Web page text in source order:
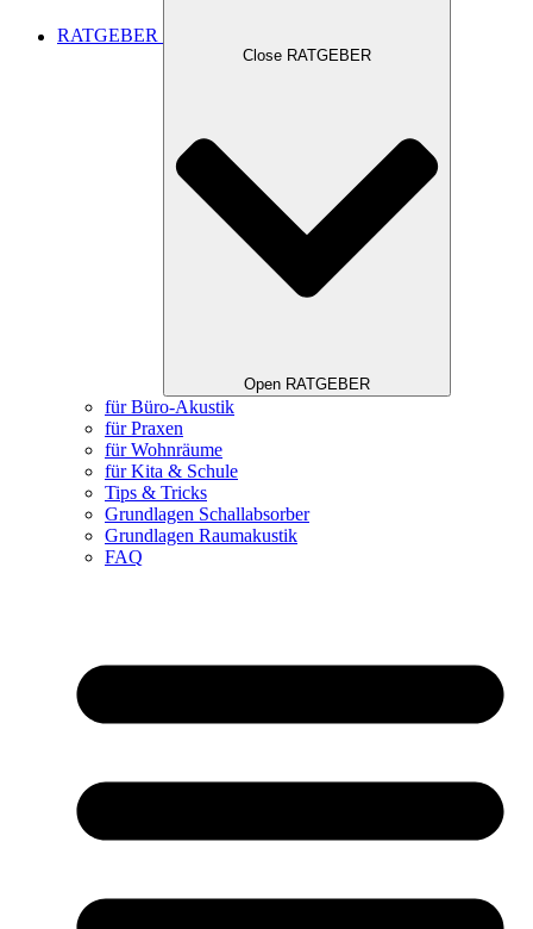
RATGEBER
Close RATGEBER
Open RATGEBER
für Büro-Akustik
für Praxen
für Wohnräume
für Kita & Schule
Tips & Tricks
Grundlagen Schallabsorber
Grundlagen Raumakustik
FAQ